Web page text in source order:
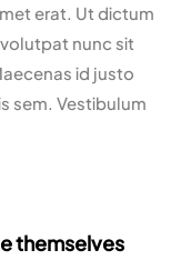
erat. Ut dictum
nunc sit
id justo
sem. Vestibulum
themselves